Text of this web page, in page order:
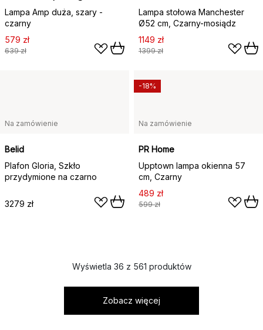
Lampa Amp duża, szary -
czarny
579 zł
639 zł
Lampa stołowa Manchester
Ø52 cm, Czarny-mosiądz
1149 zł
1399 zł
Na zamówienie
Belid
Plafon Gloria, Szkło
przydymione na czarno
3279 zł
Na zamówienie
PR Home
Upptown lampa okienna 57
cm, Czarny
489 zł
599 zł
-18%
Wyświetla 36 z 561 produktów
Zobacz więcej